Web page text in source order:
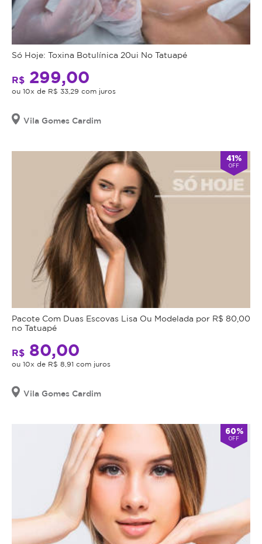
Só Hoje: Toxina Botulínica 20ui No Tatuapé
R$ 299,00
ou 10x de R$ 33,29 com juros
Vila Gomes Cardim
41%
OFF
Pacote Com Duas Escovas Lisa Ou Modelada por R$ 80,00
no Tatuapé
R$ 80,00
ou 10x de R$ 8,91 com juros
Vila Gomes Cardim
60%
OFF